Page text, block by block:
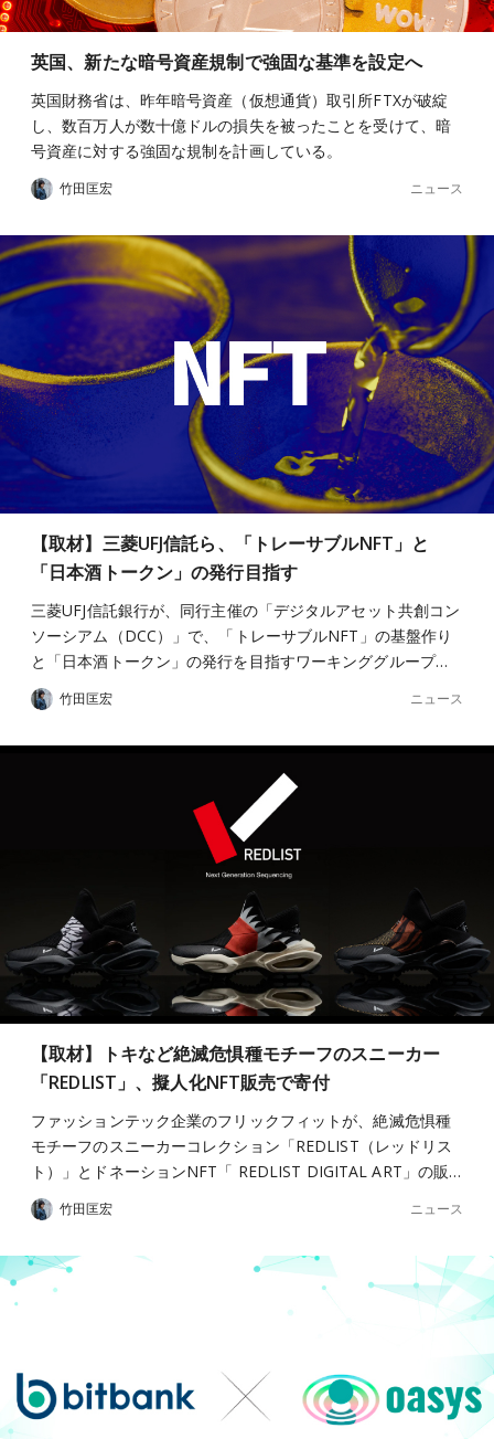
英国、新たな暗号資産規制で強固な基準を設定へ
英国財務省は、昨年暗号資産（仮想通貨）取引所FTXが破綻
し、数百万人が数十億ドルの損失を被ったことを受けて、暗
号資産に対する強固な規制を計画している。
竹田匡宏 ニュース
【取材】三菱UFJ信託ら、「トレーサブルNFT」と
「日本酒トークン」の発行目指す
三菱UFJ信託銀行が、同行主催の「デジタルアセット共創コン
ソーシアム（DCC）」で、「トレーサブルNFT」の基盤作り
と「日本酒トークン」の発行を目指すワーキンググループ…
竹田匡宏 ニュース
【取材】トキなど絶滅危惧種モチーフのスニーカー
「REDLIST」、擬人化NFT販売で寄付
ファッションテック企業のフリックフィットが、絶滅危惧種
モチーフのスニーカーコレクション「REDLIST（レッドリス
ト）」とドネーションNFT「 REDLIST DIGITAL ART」の販…
竹田匡宏 ニュース